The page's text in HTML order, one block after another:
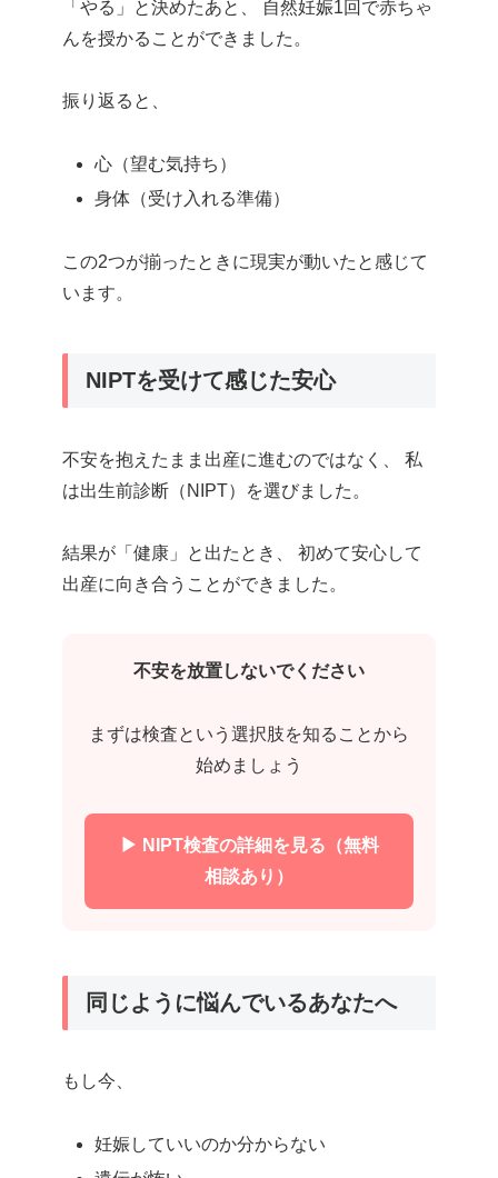
「やる」と決めたあと、 自然妊娠1回で赤ちゃ
んを授かることができました。
振り返ると、
心（望む気持ち）
身体（受け入れる準備）
この2つが揃ったときに現実が動いたと感じて
います。
NIPTを受けて感じた安心
不安を抱えたまま出産に進むのではなく、 私
は出生前診断（NIPT）を選びました。
結果が「健康」と出たとき、 初めて安心して
出産に向き合うことができました。
不安を放置しないでください
まずは検査という選択肢を知ることから
始めましょう
▶ NIPT検査の詳細を見る（無料
相談あり）
同じように悩んでいるあなたへ
もし今、
妊娠していいのか分からない